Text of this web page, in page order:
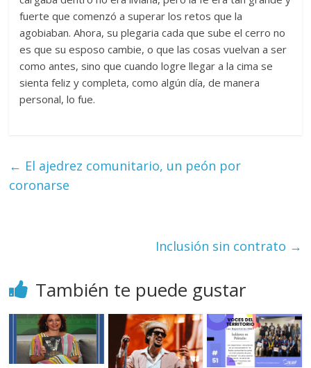
fuerte que comenzó a superar los retos que la
agobiaban. Ahora, su plegaria cada que sube el cerro no
es que su esposo cambie, o que las cosas vuelvan a ser
como antes, sino que cuando logre llegar a la cima se
sienta feliz y completa, como algún día, de manera
personal, lo fue.
← El ajedrez comunitario, un peón por
coronarse
Inclusión sin contrato →
También te puede gustar